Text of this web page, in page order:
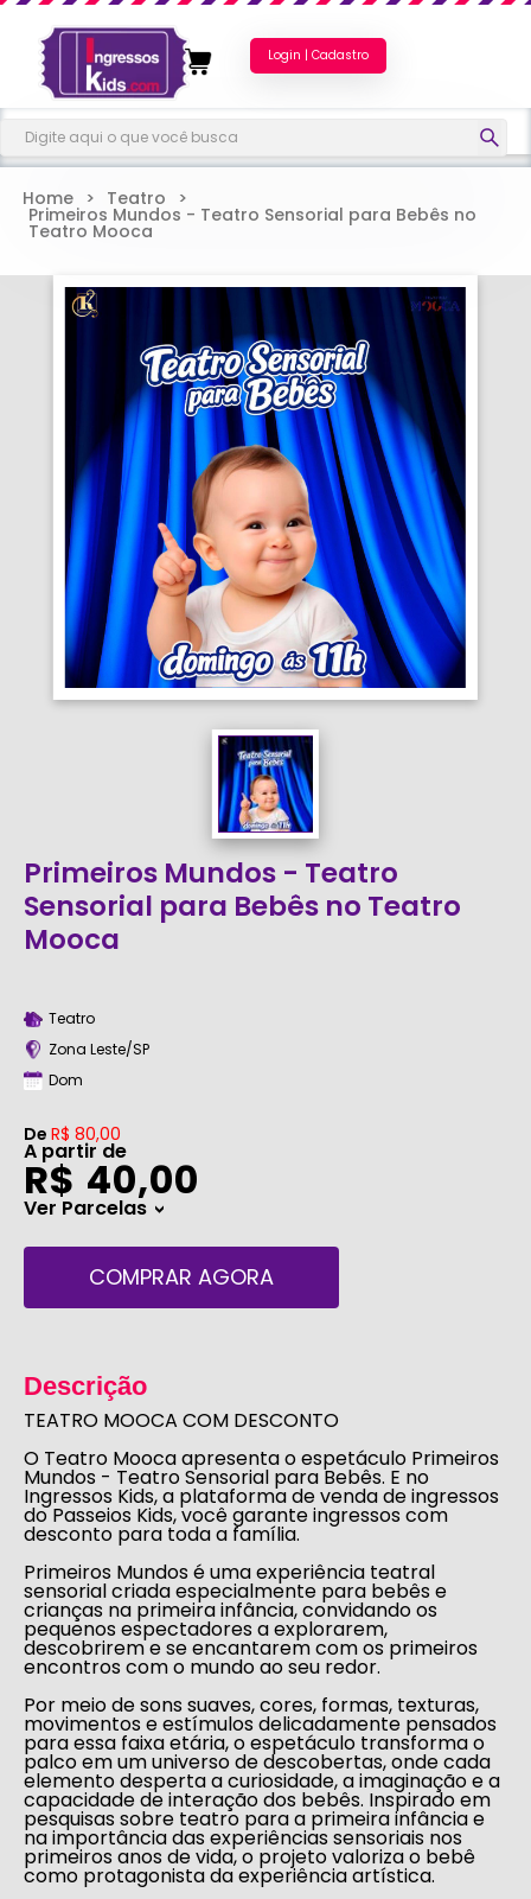
Login | Cadastro
Home > Teatro >
Primeiros Mundos - Teatro Sensorial para Bebês no
Teatro Mooca
Primeiros Mundos - Teatro
Sensorial para Bebês no Teatro
Mooca
Teatro
Zona Leste/SP
Dom
De R$ 80,00
A partir de
R$ 40,00
Ver Parcelas>
COMPRAR AGORA
Descrição
TEATRO MOOCA COM DESCONTO
O Teatro Moocaapresenta o espetáculo Primeiros
Mundos - Teatro Sensorial para Bebês. E no
Ingressos Kids, a plataforma de venda de ingressos
doPasseios Kids, você garante ingressos com
desconto para toda a família.
Primeiros Mundos é uma experiência teatral
sensorial criada especialmente para bebês e
crianças na primeira infância, convidando os
pequenos espectadores a explorarem,
descobrirem e se encantarem com os primeiros
encontros com o mundo ao seu redor.
Por meio de sons suaves, cores, formas, texturas,
movimentos e estímulos delicadamente pensados
para essa faixa etária, o espetáculo transforma o
palco em um universo de descobertas, onde cada
elemento desperta a curiosidade, a imaginação e a
capacidade de interação dos bebês. Inspirado em
pesquisas sobre teatro para a primeira infância e
na importância das experiências sensoriais nos
primeiros anos de vida, o projeto valoriza o bebê
como protagonista da experiência artística.